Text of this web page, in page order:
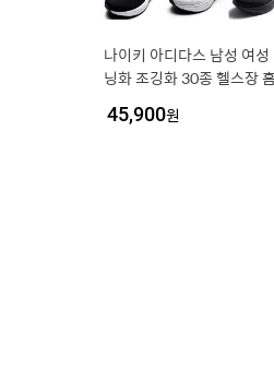
나이키 아디다스 남성 여성
닝화 조깅화 30종 헬스장
동화
45,900원